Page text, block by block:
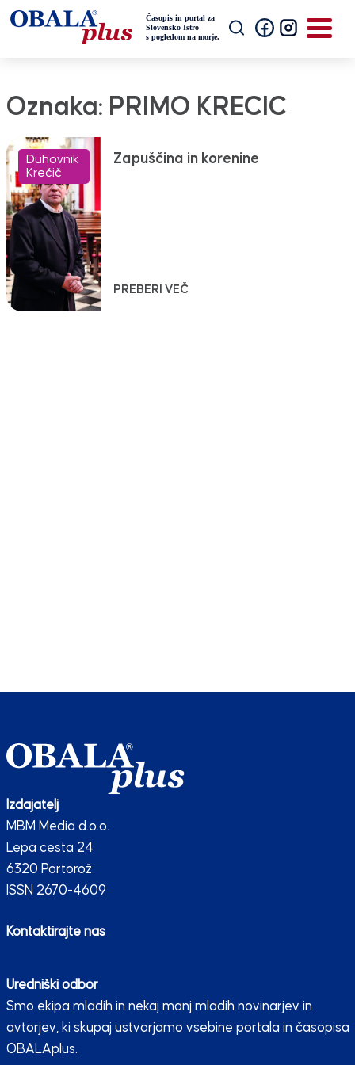
Oznaka: PRIMO KRECIC
Duhovnik
Krečič
Zapuščina in korenine
PREBERI VEČ
Izdajatelj
MBM Media d.o.o.
Lepa cesta 24
6320 Portorož
ISSN 2670-4609
Kontaktirajte nas
Uredniški odbor
Smo ekipa mladih in nekaj manj mladih novinarjev in
avtorjev, ki skupaj ustvarjamo vsebine portala in časopisa
OBALAplus.